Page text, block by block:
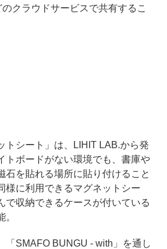
クラウドサービスで共有するこ
シート」は、LIHIT LAB.から発
トボードがない環境でも、書庫や
石を貼れる場所に貼り付けること
様に利用できるマグネットシー
で収納できるケースが付いている
SMAFO BUNGU - with」を通し